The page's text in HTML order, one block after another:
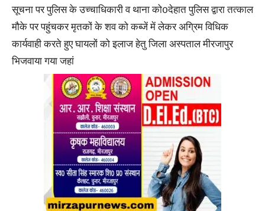
सूचना पर पुलिस के उच्चाधिकारी व थाना को0देहात पुलिस द्वारा तत्काल
मौके पर पहुंचकर मृतकों के शव को कब्जें में लेकर अग्रिम विधिक
कार्यवाही करते हुए घायलों को इलाज हेतु जिला अस्पताल मीरजापुर
भिजवाया गया जहां